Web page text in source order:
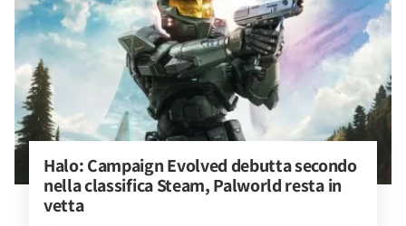
Halo: Campaign Evolved debutta secondo
nella classifica Steam, Palworld resta in
vetta